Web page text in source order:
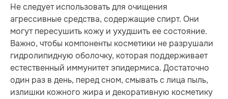
Не следует использовать для очищения
агрессивные средства, содержащие спирт. Они
могут пересушить кожу и ухудшить ее состояние.
Важно, чтобы компоненты косметики не разрушали
гидролипидную оболочку, которая поддерживает
естественный иммунитет эпидермиса. Достаточно
один раз в день, перед сном, смывать с лица пыль,
излишки кожного жира и декоративную косметику